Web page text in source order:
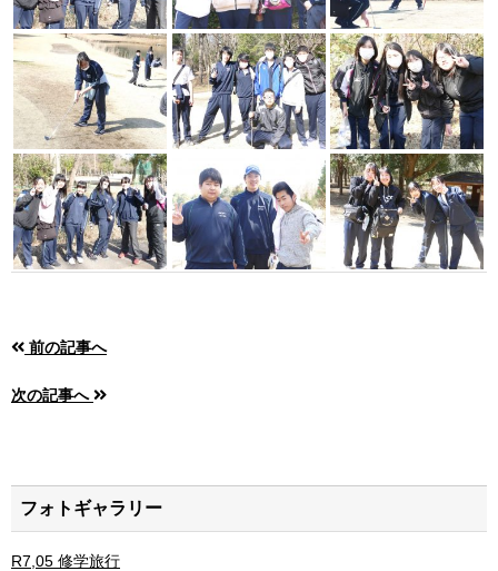
前の記事へ
次の記事へ
フォトギャラリー
R7,05 修学旅行